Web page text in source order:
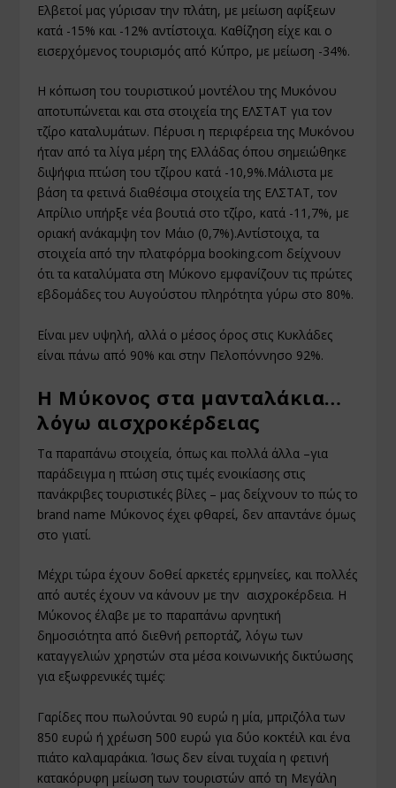
Ελβετοί μας γύρισαν την πλάτη, με μείωση αφίξεων
κατά -15% και -12% αντίστοιχα. Καθίζηση είχε και ο
εισερχόμενος τουρισμός από Κύπρο, με μείωση -34%.
Η κόπωση του τουριστικού μοντέλου της Μυκόνου
αποτυπώνεται και στα στοιχεία της ΕΛΣΤΑΤ για τον
τζίρο καταλυμάτων. Πέρυσι η περιφέρεια της Μυκόνου
ήταν από τα λίγα μέρη της Ελλάδας όπου σημειώθηκε
διψήφια πτώση του τζίρου κατά -10,9%.Μάλιστα με
βάση τα φετινά διαθέσιμα στοιχεία της ΕΛΣΤΑΤ, τον
Απρίλιο υπήρξε νέα βουτιά στο τζίρο, κατά -11,7%, με
οριακή ανάκαμψη τον Μάιο (0,7%).Αντίστοιχα, τα
στοιχεία από την πλατφόρμα booking.com δείχνουν
ότι τα καταλύματα στη Μύκονο εμφανίζουν τις πρώτες
εβδομάδες του Αυγούστου πληρότητα γύρω στο 80%.
Είναι μεν υψηλή, αλλά ο μέσος όρος στις Κυκλάδες
είναι πάνω από 90% και στην Πελοπόννησο 92%.
Η Μύκονος στα μανταλάκια…
λόγω αισχροκέρδειας
Τα παραπάνω στοιχεία, όπως και πολλά άλλα –για
παράδειγμα η πτώση στις τιμές ενοικίασης στις
πανάκριβες τουριστικές βίλες – μας δείχνουν το πώς το
brand name Μύκονος έχει φθαρεί, δεν απαντάνε όμως
στο γιατί.
Μέχρι τώρα έχουν δοθεί αρκετές ερμηνείες, και πολλές
από αυτές έχουν να κάνουν με την αισχροκέρδεια. Η
Μύκονος έλαβε με το παραπάνω αρνητική
δημοσιότητα από διεθνή ρεπορτάζ, λόγω των
καταγγελιών χρηστών στα μέσα κοινωνικής δικτύωσης
για εξωφρενικές τιμές:
Γαρίδες που πωλούνται 90 ευρώ η μία, μπριζόλα των
850 ευρώ ή χρέωση 500 ευρώ για δύο κοκτέιλ και ένα
πιάτο καλαμαράκια. Ίσως δεν είναι τυχαία η φετινή
κατακόρυφη μείωση των τουριστών από τη Μεγάλη